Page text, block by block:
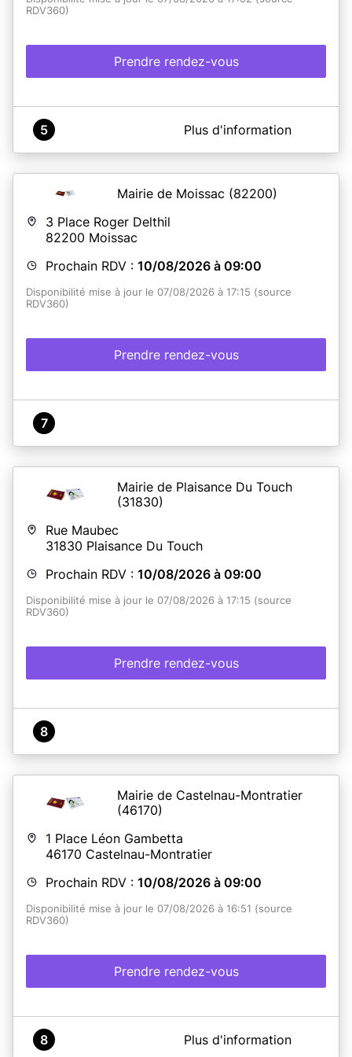
RDV360)
Prendre rendez-vous
A propos de Mairie d'Avignonet-Lauragais
En savoir plus
5 Plus d'information
Mairie de Moissac (82200)
3 Place Roger Delthil
82200 Moissac
Prochain RDV : 10/08/2026 à 09:00
Disponibilité mise à jour le 07/08/2026 à 17:15 (source
RDV360)
Prendre rendez-vous
7
Mairie de Plaisance Du Touch
(31830)
Rue Maubec
31830 Plaisance Du Touch
Prochain RDV : 10/08/2026 à 09:00
Disponibilité mise à jour le 07/08/2026 à 17:15 (source
RDV360)
Prendre rendez-vous
8
Mairie de Castelnau-Montratier
(46170)
1 Place Léon Gambetta
46170 Castelnau-Montratier
Prochain RDV : 10/08/2026 à 09:00
Disponibilité mise à jour le 07/08/2026 à 16:51 (source
RDV360)
Prendre rendez-vous
A propos de Mairie de Castelnau-Montratier
8 Plus d'information